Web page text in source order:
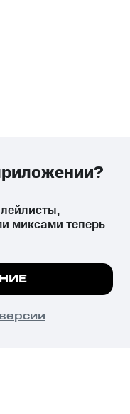
вред здоровью,
установленную
все
миксами теперь